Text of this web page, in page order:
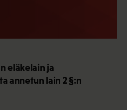
eläkelain ja
annetun lain 2 §:n